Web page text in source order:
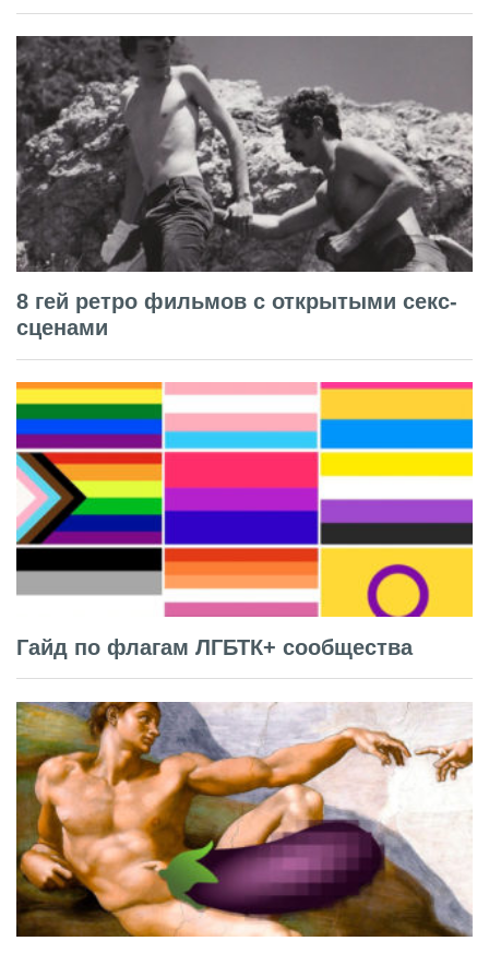
8 гей ретро фильмов с открытыми секс-
сценами
Гайд по флагам ЛГБТК+ сообщества